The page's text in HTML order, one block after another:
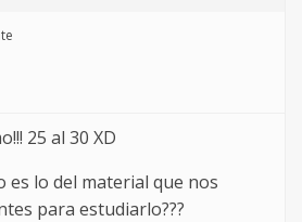
25 al 30 XD
es lo del material que nos
para estudiarlo???